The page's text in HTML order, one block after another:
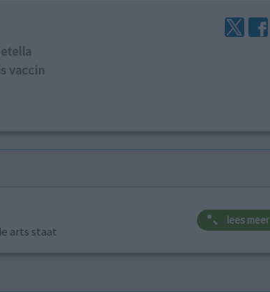
vaccin
arts staat
lees meer